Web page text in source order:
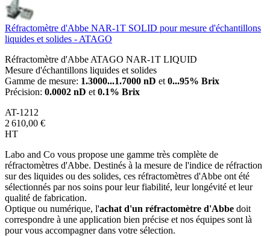
Réfractomètre d'Abbe NAR-1T SOLID pour mesure d'échantillons
liquides et solides - ATAGO
Réfractomètre d'Abbe ATAGO NAR-1T LIQUID
Mesure d'échantillons liquides et solides
Gamme de mesure: 1.3000...1.7000 nD et 0...95% Brix
Précision: 0.0002 nD et 0.1% Brix
AT-1212
2 610,00 €
HT
Labo and Co vous propose une gamme très complète de
réfractomètres d'Abbe. Destinés à la mesure de l'indice de réfraction
sur des liquides ou des solides, ces réfractomètres d'Abbe ont été
sélectionnés par nos soins pour leur fiabilité, leur longévité et leur
qualité de fabrication.
Optique ou numérique, l'achat d'un réfractomètre d'Abbe doit
correspondre à une application bien précise et nos équipes sont là
pour vous accompagner dans votre sélection.